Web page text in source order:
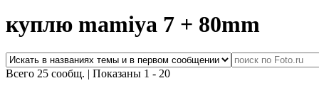
куплю mamiya 7 + 80mm
Всего 25 сообщ. | Показаны 1 - 20